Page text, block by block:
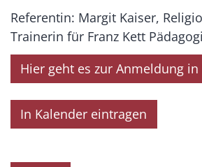
Referentin: Margit Kaiser,
Trainerin für Franz Kett
Hier geht es zur Anmeldung in
In Kalender eintragen